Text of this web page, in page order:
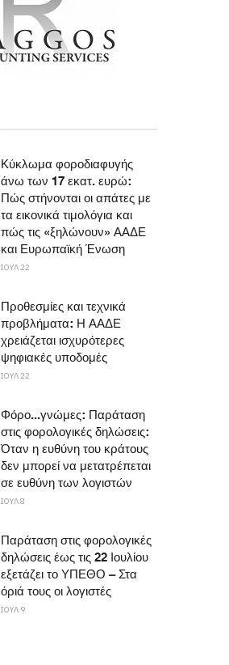
Κύκλωμα φοροδιαφυγής
άνω των 17 εκατ. ευρώ:
Πώς στήνονται οι απάτες με
τα εικονικά τιμολόγια και
πώς τις «ξηλώνουν» ΑΑΔΕ
και Ευρωπαϊκή Ένωση
ΙΟΥΛ 22
Προθεσμίες και τεχνικά
προβλήματα: Η ΑΑΔΕ
χρειάζεται ισχυρότερες
ψηφιακές υποδομές
ΙΟΥΛ 22
Φόρο...γνώμες: Παράταση
στις φορολογικές δηλώσεις:
Όταν η ευθύνη του κράτους
δεν μπορεί να μετατρέπεται
σε ευθύνη των λογιστών
ΙΟΥΛ 8
Παράταση στις φορολογικές
δηλώσεις έως τις 22 Ιουλίου
εξετάζει το ΥΠΕΘΟ – Στα
όριά τους οι λογιστές
ΙΟΥΛ 9